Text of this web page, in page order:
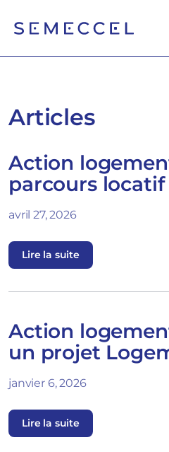
Articles
Action
parcours locatif
avril 27, 2026
Lire la suite
Action
un projet
janvier 6, 2026
Lire la suite